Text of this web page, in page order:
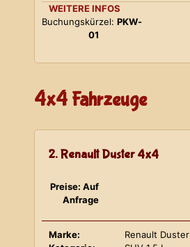
WEITERE INFOS
Buchungskürzel: PKW-
01
4x4 Fahrzeuge
2. Renault Duster 4x4
Preise: Auf
Anfrage
Marke:
Renault Duster